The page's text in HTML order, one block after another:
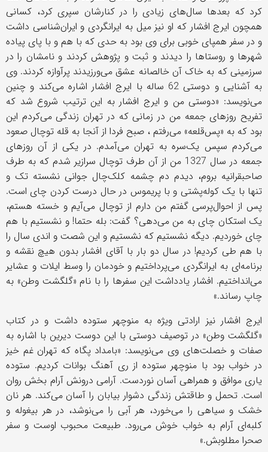
کرد که بعدها سال‌های زیادی را در کنارشان سپری کرد، کسانی
همچون ایرج افشار که او نیز میل به ایرانگردی و ایران‌شناسی داشت
و در سفر همپای خوبی برای وی بود به حدی که با هم و با پای پیاده
شهرها و روستاها را دیدند و ثبت و پژوهش کردند و نامشان را در
سرزمینی که به خاک آن خالصانه عشق می‌ورزیدند پرآوازه کردند. وی
به آشنایی و دوستی 62 ساله با ایرج افشار اشاره می‌کند و چنین
می‌نویسد: «دوستی من و ایرج افشار به این ترتیب شروع شد که
تفریح روزهای جمعه من در زمانی که در تهران زندگی می‌کردم این
بود که به «پس‌قلعه» می‌رفتم ، صبح فردا از آنجا به قله توچال صعود
می‌کردم سپس یک‌سره به تهران می‌آمدم. در یکی از آن روزهای
جمعه در سال 1327 من از آن طرف توچال سرازیر شدم که به طرف
صاحبقرانیه بروم، دیدم دم‌ چشمه کلک‌چال جوانی نشسته تک و
تنها با یک کوله‌پشتی و با پریموس در حال درست کردن چای است.
پس از احوال‌پرسی گفتم من دارم از توچال می‌آیم و خسته هستم،
یک استکان چای به من می‌دهی؟ گفت: بله حتما! و نشستیم با هم
چای خوردیم. دیگه نشستیم که نشستیم و این شصت و اندی سال را
با هم طی کردیم! در سال دو بار با آقای افشار بدون هیچ نقشه و
برنامه‌ای به ایرانگردی می‌پرداختیم و خودمان را وسط ایلات و عشایر
می‌انداختیم. افشار یادداشت این سفرها را با نام «گلگشت وطن» به
چاپ رساند.»
ایرج افشار نیز ارادتی ویژه به منوچهر ستوده داشت و در کتاب
«گلگشت وطن» در توصیف دوستی با این دوست دیرین با اشاره به
صفات و خصلت‌های وی می‌نویسد: «بامداد پگاه که تهران غم خیز
در خواب بود با منوچهر ستوده از ری آهنگ بوانات کردیم. ستوده
یاری موافق و همراهی آسان نوردست. آرامی درونش آرام بخش روان
است. تحمل و طاقتش زندگی دشوار بیابان را آسان می‌کند. هر نان
خشک و سیاهی را می‌خورد، هر آبی را می‌نوشد، در هر بیغوله و
کلبه‌ای آرام به خواب خوش می‌رود. طبیعت محبوب اوست و سفر
صحرا مطلوبش.»